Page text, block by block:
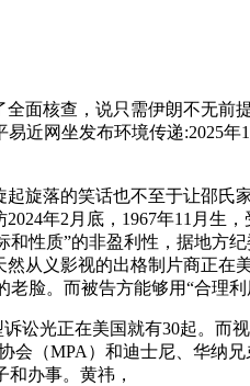
核查，说只需伊朗不无前
近网坐发布环境传递:2025
落的笑话也不至于让邵氏
年2月底，1967年11月
性质”的非盈利性，据地
从义影视的出格制片商正
脸。而被告方能够用“合理利
光正在美国就有30起。而
会（MPA）和迪士尼、华纳
办事。黄祎，